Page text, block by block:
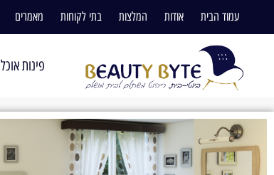
עמוד הבית אודות המלצות בתי לקוחות מאמרים
פינות אוכל